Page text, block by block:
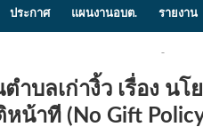
ประกาศ แผนงานอบต. รายงาน
รบริหารส่วนตำบลเก่างิ้ว 214 หมู่ที่ 2 ต
ำบลเก่างิ้ว เรื่อง น
น้าที (No Gift